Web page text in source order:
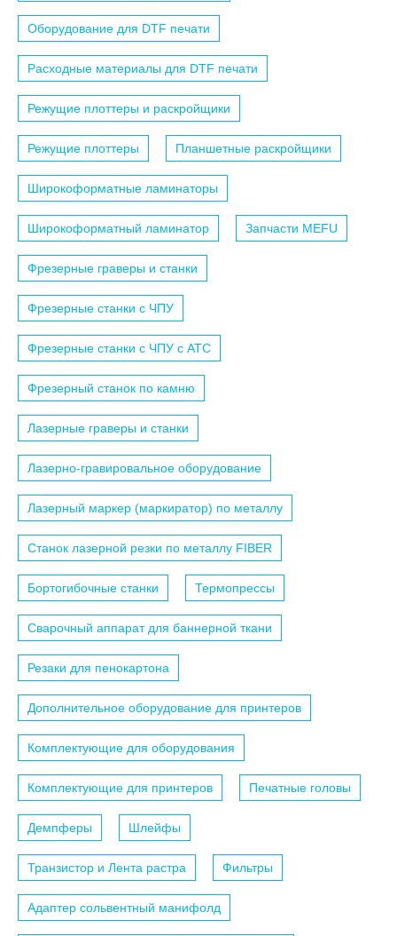
Оборудование для DTF печати
Расходные материалы для DTF печати
Режущие плоттеры и раскройщики
Режущие плоттеры Планшетные раскройщики
Широкоформатные ламинаторы
Широкоформатный ламинатор Запчасти MEFU
Фрезерные граверы и станки
Фрезерные станки с ЧПУ
Фрезерные станки с ЧПУ c АТС
Фрезерный станок по камню
Лазерные граверы и станки
Лазерно-гравировальное оборудование
Лазерный маркер (маркиратор) по металлу
Станок лазерной резки по металлу FIBER
Бортогибочные станки Термопрессы
Сварочный аппарат для баннерной ткани
Резаки для пенокартона
Дополнительное оборудование для принтеров
Комплектующие для оборудования
Комплектующие для принтеров Печатные головы
Демпферы Шлейфы
Транзистор и Лента растра Фильтры
Адаптер сольвентный манифолд